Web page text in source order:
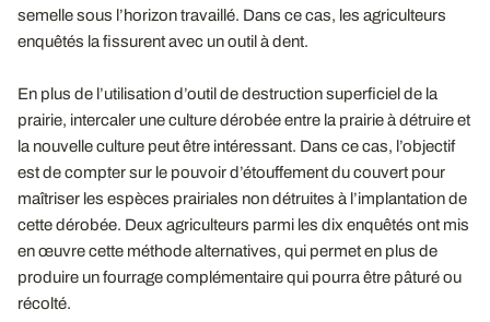
semelle sous l’horizon travaillé. Dans ce cas, les agriculteurs
enquêtés la fissurent avec un outil à dent.
En plus de l’utilisation d’outil de destruction superficiel de la
prairie, intercaler une culture dérobée entre la prairie à détruire et
la nouvelle culture peut être intéressant. Dans ce cas, l’objectif
est de compter sur le pouvoir d’étouffement du couvert pour
maîtriser les espèces prairiales non détruites à l’implantation de
cette dérobée. Deux agriculteurs parmi les dix enquêtés ont mis
en œuvre cette méthode alternatives, qui permet en plus de
produire un fourrage complémentaire qui pourra être pâturé ou
récolté.